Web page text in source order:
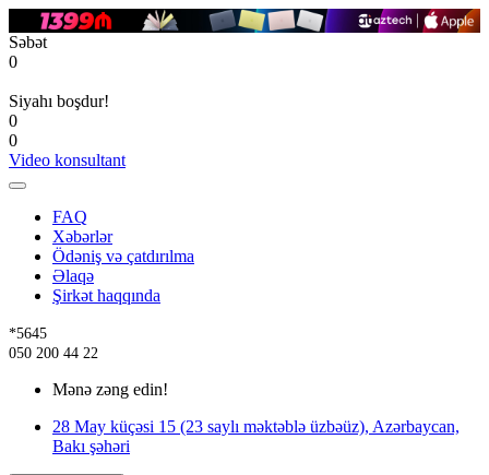
Səbət
0
Siyahı boşdur!
0
0
Video konsultant
FAQ
Xəbərlər
Ödəniş və çatdırılma
Əlaqə
Şirkət haqqında
*5645
050 200 44 22
Mənə zəng edin!
28 May küçəsi 15 (23 saylı məktəblə üzbəüz), Azərbaycan,
Bakı şəhəri